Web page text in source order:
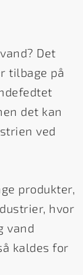
Det
tilbage på
det kan
ved
produkter,
hvor
vand
kaldes for